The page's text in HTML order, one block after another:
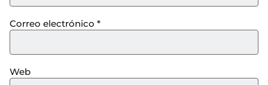
Correo electrónico *
Web